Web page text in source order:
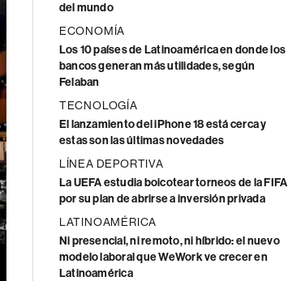
del mundo
ECONOMÍA
Los 10 países de Latinoamérica en donde los
bancos generan más utilidades, según
Felaban
TECNOLOGÍA
El lanzamiento del iPhone 18 está cerca y
estas son las últimas novedades
LÍNEA DEPORTIVA
La UEFA estudia boicotear torneos de la FIFA
por su plan de abrirse a inversión privada
LATINOAMÉRICA
Ni presencial, ni remoto, ni híbrido: el nuevo
modelo laboral que WeWork ve crecer en
Latinoamérica